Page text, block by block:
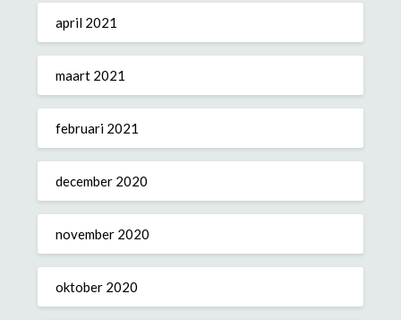
april 2021
maart 2021
februari 2021
december 2020
november 2020
oktober 2020